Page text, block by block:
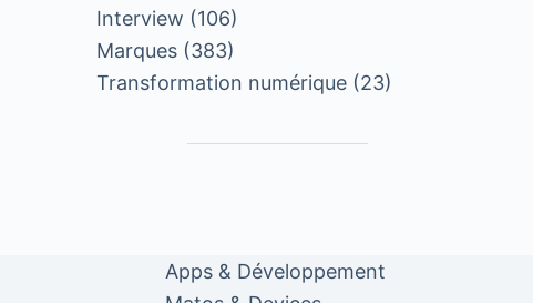
Interview (106)
Marques (383)
Transformation numérique (23)
Apps & Développement